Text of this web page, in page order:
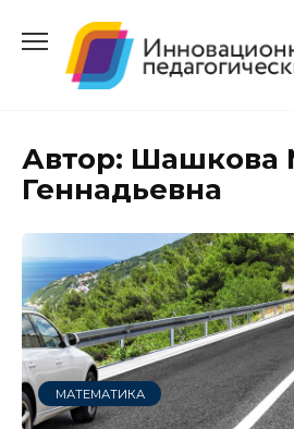
содержанию
Автор: Шашкова
Геннадьевна
МАТЕМАТИКА